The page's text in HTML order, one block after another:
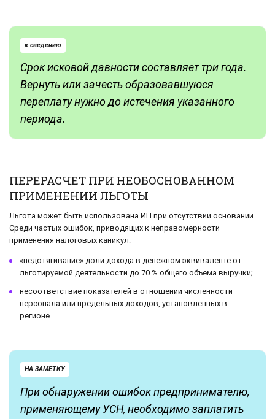
к сведению
Срок исковой давности составляет три года.
Вернуть или зачесть образовавшуюся
переплату нужно до истечения указанного
периода.
ПЕРЕРАСЧЕТ ПРИ НЕОБОСНОВАННОМ
ПРИМЕНЕНИИ ЛЬГОТЫ
Льгота может быть использована ИП при отсутствии оснований.
Среди частых ошибок, приводящих к неправомерности
применения налоговых каникул:
«недотягивание» доли дохода в денежном эквиваленте от
льготируемой деятельности до 70 % общего объема выручки;
несоответствие показателей в отношении численности
персонала или предельных доходов, установленных в
регионе.
НА ЗАМЕТКУ
При обнаружении ошибок предпринимателю,
применяющему УСН, необходимо заплатить